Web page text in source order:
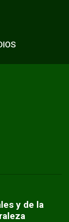
y de la